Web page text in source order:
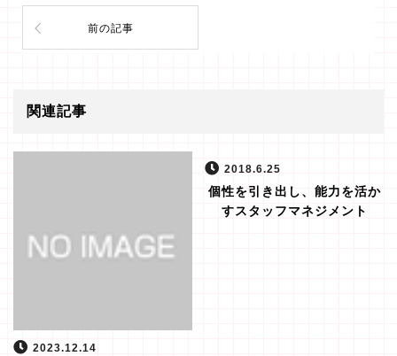
前の記事
関連記事
2023.12.14
2018.6.25
個性を引き出し、能力を活か
すスタッフマネジメント